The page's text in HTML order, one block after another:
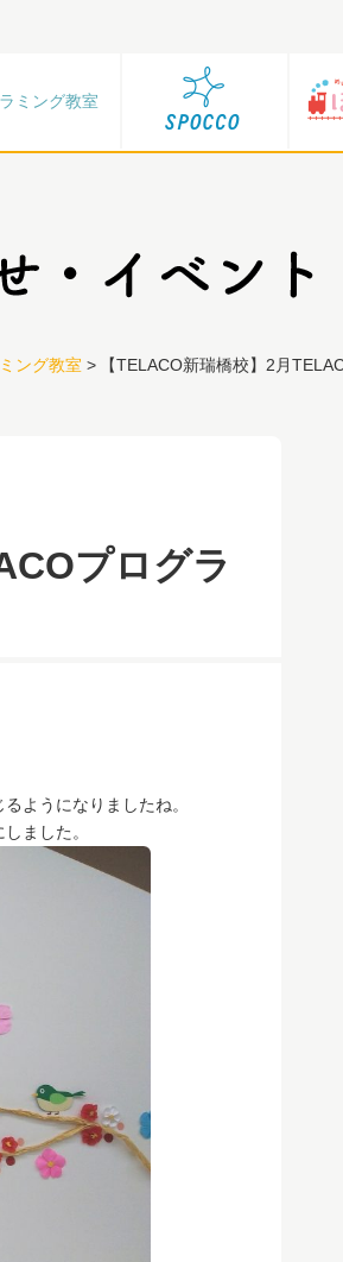
ミング教室
ング教室 > 【TELACO新瑞橋校】2月
プログラ
ようになりましたね。
ました。